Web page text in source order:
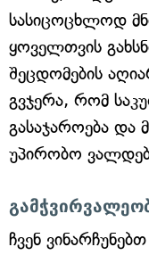
სასიცოცხლოდ
ყოველთვის
შეცდომების
გვჯერა, რომ
გასაჯაროება და
უპირობო
ჩვენ